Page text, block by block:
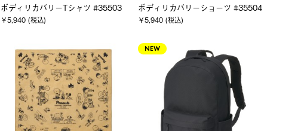
ボディリカバリーTシャツ #35503
￥5,940 (税込)
ボディリカバリーショーツ #35504
￥5,940 (税込)
NEW